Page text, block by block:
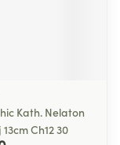
Kath. Nelaton
Ch12 30